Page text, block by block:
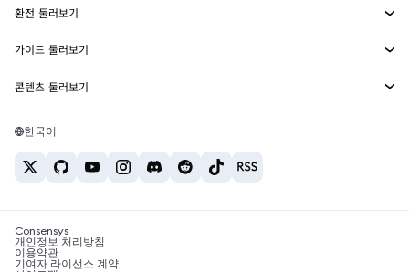
MetaMask Connect
Snaps
웹3 서비스
보안
고객 지원
채용
이더리움 가격
솔라나 가격
테더 가격
환전 둘러보기
ETH를 USD로 환전
USDT를 INR로 환전
BTC를 INR로 환전
ETH를 USDT로 환전
가이드 둘러보기
ETH 매수
USDT 매수
SHIB 매수
BNB 매수
콘텐츠 둘러보기
솔라나 지갑
암호화폐 세금 뉴스
암호화폐 매수 방법
한국어
Consensys
개인정보 처리방침
이용약관
기여자 라이선스 계약